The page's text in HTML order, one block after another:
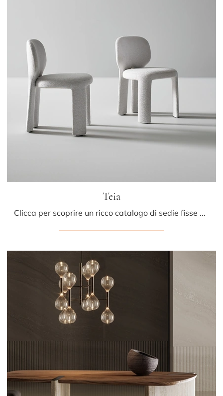
Teia
Clicca per scoprire un ricco catalogo di sedie fisse per stanze design: il modello Teia di Bonaldo ti aspetta!